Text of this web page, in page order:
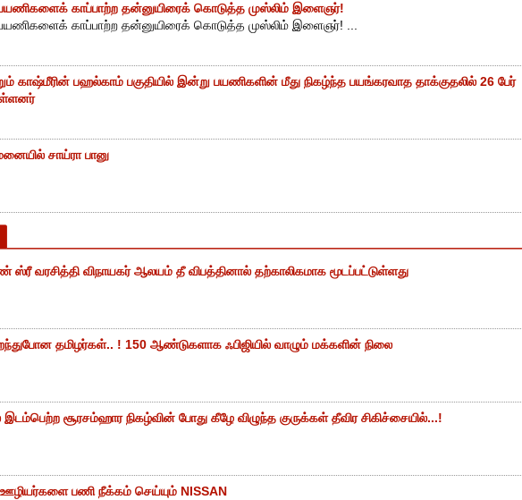
பயணிகளைக் காப்பாற்ற தன்னுயிரைக் கொடுத்த முஸ்லிம் இளைஞர்!
பயணிகளைக் காப்பாற்ற தன்னுயிரைக் கொடுத்த முஸ்லிம் இளைஞர்! ...
காஷ்மீரின் பஹல்காம் பகுதியில் இன்று பயணிகளின் மீது நிகழ்ந்த பயங்கரவாத தாக்குதலில் 26 பேர்
சாய்ரா பானு
ஸ்ரீ வரசித்தி விநாயகர் ஆலயம் தீ விபத்தினால் தற்காலிகமாக மூடப்பட்டுள்ளது
தமிழர்கள்.. ! 150 ஆண்டுகளாக ஃபிஜியில் வாழும் மக்களின் நிலை
சூரசம்ஹார நிகழ்வின் போது கீழே விழுந்த குருக்கள் தீவிர சிகிச்சையில்...!
பணி நீக்கம் செய்யும் NISSAN